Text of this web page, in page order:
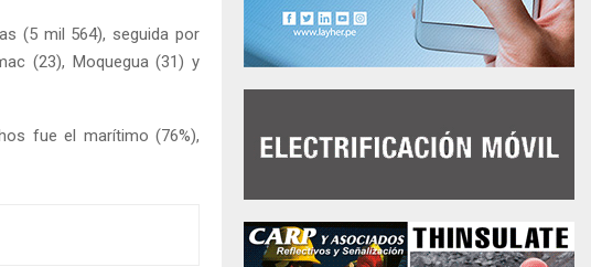
(5 mil 564), seguida por
(23), Moquegua (31) y
fue el marítimo (76%),